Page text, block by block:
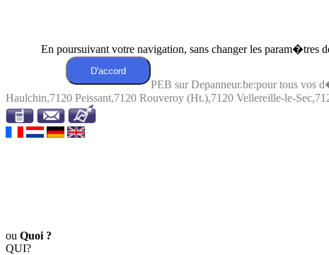
En poursuivant votre navigation, sans changer les param�tres
PEB sur Depanneur.be:pour tous vos
Haulchin,7120 Peissant,7120 Rouveroy (Ht.),7120 Vellereille-le-
ou Quoi ?
QUI?